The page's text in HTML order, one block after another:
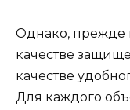
Однако, прежде
качестве
качестве
Для каждого